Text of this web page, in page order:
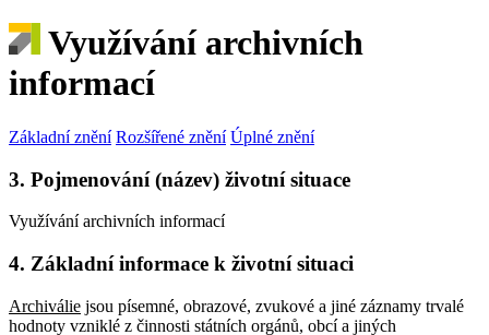
Využívání archivních
informací
Základní znění Rozšířené znění Úplné znění
3. Pojmenování (název) životní situace
Využívání archivních informací
4. Základní informace k životní situaci
Archiválie jsou písemné, obrazové, zvukové a jiné záznamy trvalé
hodnoty vzniklé z činnosti státních orgánů, obcí a jiných